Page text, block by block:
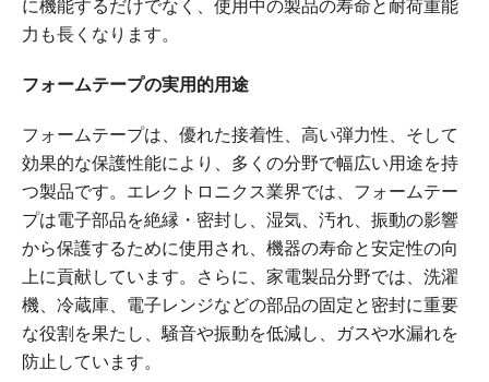
に機能するだけでなく、使用中の製品の寿命と耐荷重能
力も長くなります。
フォームテープの実用的用途
フォームテープは、優れた接着性、高い弾力性、そして
効果的な保護性能により、多くの分野で幅広い用途を持
つ製品です。エレクトロニクス業界では、フォームテー
プは電子部品を絶縁・密封し、湿気、汚れ、振動の影響
から保護するために使用され、機器の寿命と安定性の向
上に貢献しています。さらに、家電製品分野では、洗濯
機、冷蔵庫、電子レンジなどの部品の固定と密封に重要
な役割を果たし、騒音や振動を低減し、ガスや水漏れを
防止しています。